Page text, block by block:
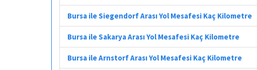
Bursa ile Siegendorf Arası Yol Mesafesi Kaç Kilometre
Bursa ile Sakarya Arası Yol Mesafesi Kaç Kilometre
Bursa ile Arnstorf Arası Yol Mesafesi Kaç Kilometre